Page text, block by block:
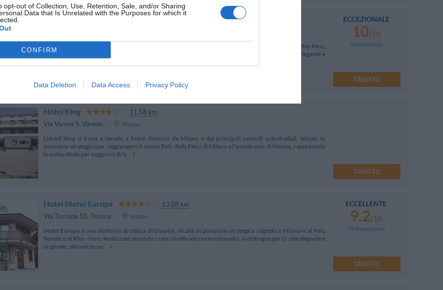
opt-out of Collection, Use, Retention, Sale, and/or Sharing
Data that Is Unrelated with the Purposes for which it
CONFIRM
Data Deletion Data Access Privacy Policy
Situato in posizione strategica, a pochi minuti dal centro città e a soli 7 km dal Polo Fieristico di Rho-Pero,
l'Hotel Accursio si trova in prossimità delle uscite delle Autostrade: A4, A8 e A9. L'Hotel Accursio, elegante e
ECCEZIONALE
10/10
3 Recensioni
TARIFFE
Hotel King
11.58 km
Via Varese 5, Varedo
Mappa
L’Hotel King si trova a Varedo a breve distanza da Milano e dai principali svincoli autostradali. Situato in
posizione strategica per raggiungere il nuovo Polo della Fiera di Milano e l'autodromo di Monza, rappresenta
la scelta ideale per soggiorni di la...
TARIFFE
Hotel Motel Europa
13.08 km
Via Toscana 18, Ossona
Mappa
Motel Europa è una moderna struttura di Ossona, situata in posizione strategica rispetto a Milano e al Polo
fieristico di Rho - Pero. Realizzato secondo criteri di efficienza e funzionalità, si distingue per lo stile elegante e
originale, attraverso un...
ECCELLENTE
9.2/10
75 Recensioni
TARIFFE